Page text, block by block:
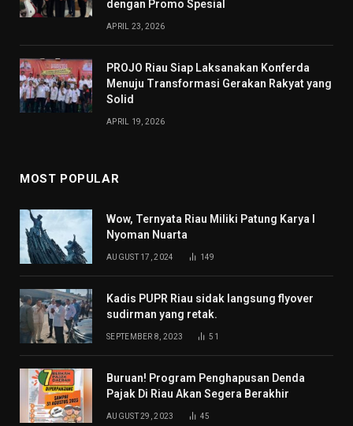
dengan Promo Spesial
APRIL 23, 2026
PROJO Riau Siap Laksanakan Konferda
Menuju Transformasi Gerakan Rakyat yang
Solid
APRIL 19, 2026
MOST POPULAR
Wow, Ternyata Riau Miliki Patung Karya I
Nyoman Nuarta
AUGUST 17, 2024 149
Kadis PUPR Riau sidak langsung flyover
sudirman yang retak.
SEPTEMBER 8, 2023 51
Buruan! Program Penghapusan Denda
Pajak Di Riau Akan Segera Berakhir
AUGUST 29, 2023 45